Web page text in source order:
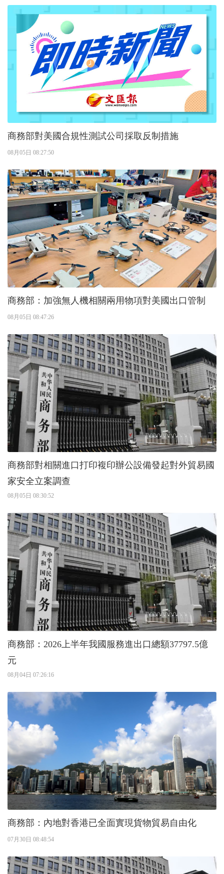
商務部對美國合規性測試公司採取反制措施
08月05日 08:27:50
商務部：加強無人機相關兩用物項對美國出口管制
08月05日 08:47:26
商務部對相關進口打印複印辦公設備發起對外貿易國
家安全立案調查
08月05日 08:30:52
商務部：2026上半年我國服務進出口總額37797.5億
元
08月04日 07:26:16
商務部：內地對香港已全面實現貨物貿易自由化
07月30日 08:48:54